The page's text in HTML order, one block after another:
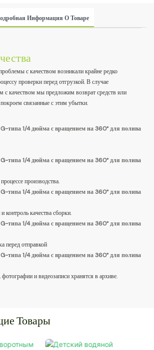
Информация О Товаре
с качеством возникали крайне редко
проверки перед отгрузкой. В случае
с качеством мы предложим возврат средств или
связанные с этим убытки.
производства.
качества сборки.
перед отправкой
и видеозаписи хранятся в архиве.
Товары